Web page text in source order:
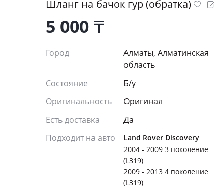
Шланг на бачок гур (обратка)
5 000₸
Город
Алматы, Алматинская
область
Состояние
Б/y
Оригинальность
Оригинал
Есть доставка
Да
Подходит на авто
Land Rover Discovery
2004 - 2009 3 поколение
(L319)
2009 - 2013 4 поколение
(L319)